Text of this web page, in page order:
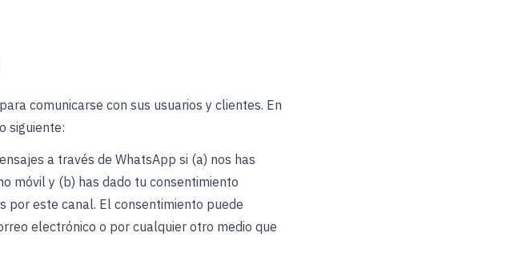
comunicarse con sus usuarios y clientes. En
siguiente:
a través de WhatsApp si (a) nos has
móvil y (b) has dado tu consentimiento
por este canal. El consentimiento puede
electrónico o por cualquier otro medio que